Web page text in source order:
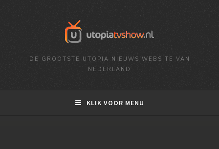
DE GROOTSTE UTOPIA NIEUWS WEBSITE VAN
NEDERLAND
KLIK VOOR MENU